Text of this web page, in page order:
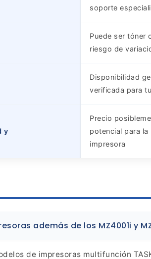
soporte
Puede ser tóner
riesgo de
Disponibilidad
verificada para
y
Precio
potencial para la
impresora
además de los MZ4001i y
de impresoras multifunción